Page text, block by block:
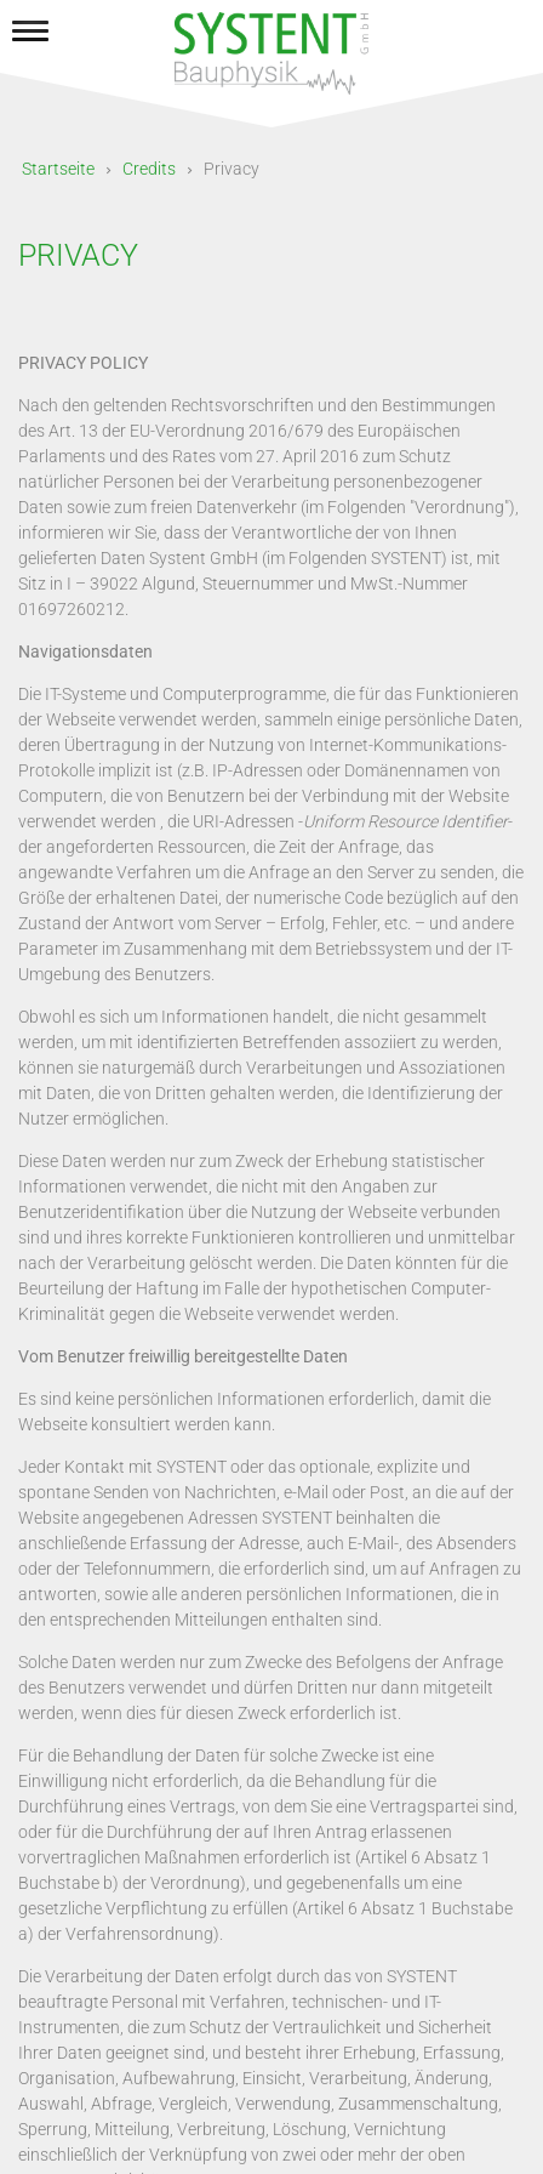
Startseite Credits Privacy
PRIVACY
PRIVACY POLICY
Nach den geltenden Rechtsvorschriften und den Bestimmungen
des Art. 13 der EU-Verordnung 2016/679 des Europäischen
Parlaments und des Rates vom 27. April 2016 zum Schutz
natürlicher Personen bei der Verarbeitung personenbezogener
Daten sowie zum freien Datenverkehr (im Folgenden "Verordnung"),
informieren wir Sie, dass der Verantwortliche der von Ihnen
gelieferten Daten Systent GmbH (im Folgenden SYSTENT) ist, mit
Sitz in I – 39022 Algund, Steuernummer und MwSt.-Nummer
01697260212.
Navigationsdaten
Die IT-Systeme und Computerprogramme, die für das Funktionieren
der Webseite verwendet werden, sammeln einige persönliche Daten,
deren Übertragung in der Nutzung von Internet-Kommunikations-
Protokolle implizit ist (z.B. IP-Adressen oder Domänennamen von
Computern, die von Benutzern bei der Verbindung mit der Website
verwendet werden , die URI-Adressen -Uniform Resource Identifier-
der angeforderten Ressourcen, die Zeit der Anfrage, das
angewandte Verfahren um die Anfrage an den Server zu senden, die
Größe der erhaltenen Datei, der numerische Code bezüglich auf den
Zustand der Antwort vom Server – Erfolg, Fehler, etc. – und andere
Parameter im Zusammenhang mit dem Betriebssystem und der IT-
Umgebung des Benutzers.
Obwohl es sich um Informationen handelt, die nicht gesammelt
werden, um mit identifizierten Betreffenden assoziiert zu werden,
können sie naturgemäß durch Verarbeitungen und Assoziationen
mit Daten, die von Dritten gehalten werden, die Identifizierung der
Nutzer ermöglichen.
Diese Daten werden nur zum Zweck der Erhebung statistischer
Informationen verwendet, die nicht mit den Angaben zur
Benutzeridentifikation über die Nutzung der Webseite verbunden
sind und ihres korrekte Funktionieren kontrollieren und unmittelbar
nach der Verarbeitung gelöscht werden. Die Daten könnten für die
Beurteilung der Haftung im Falle der hypothetischen Computer-
Kriminalität gegen die Webseite verwendet werden.
Vom Benutzer freiwillig bereitgestellte Daten
Es sind keine persönlichen Informationen erforderlich, damit die
Webseite konsultiert werden kann.
Jeder Kontakt mit SYSTENT oder das optionale, explizite und
spontane Senden von Nachrichten, e-Mail oder Post, an die auf der
Website angegebenen Adressen SYSTENT beinhalten die
anschließende Erfassung der Adresse, auch E-Mail-, des Absenders
oder der Telefonnummern, die erforderlich sind, um auf Anfragen zu
antworten, sowie alle anderen persönlichen Informationen, die in
den entsprechenden Mitteilungen enthalten sind.
Solche Daten werden nur zum Zwecke des Befolgens der Anfrage
des Benutzers verwendet und dürfen Dritten nur dann mitgeteilt
werden, wenn dies für diesen Zweck erforderlich ist.
Für die Behandlung der Daten für solche Zwecke ist eine
Einwilligung nicht erforderlich, da die Behandlung für die
Durchführung eines Vertrags, von dem Sie eine Vertragspartei sind,
oder für die Durchführung der auf Ihren Antrag erlassenen
vorvertraglichen Maßnahmen erforderlich ist (Artikel 6 Absatz 1
Buchstabe b) der Verordnung), und gegebenenfalls um eine
gesetzliche Verpflichtung zu erfüllen (Artikel 6 Absatz 1 Buchstabe
a) der Verfahrensordnung).
Die Verarbeitung der Daten erfolgt durch das von SYSTENT
beauftragte Personal mit Verfahren, technischen- und IT-
Instrumenten, die zum Schutz der Vertraulichkeit und Sicherheit
Ihrer Daten geeignet sind, und besteht ihrer Erhebung, Erfassung,
Organisation, Aufbewahrung, Einsicht, Verarbeitung, Änderung,
Auswahl, Abfrage, Vergleich, Verwendung, Zusammenschaltung,
Sperrung, Mitteilung, Verbreitung, Löschung, Vernichtung
einschließlich der Verknüpfung von zwei oder mehr der oben